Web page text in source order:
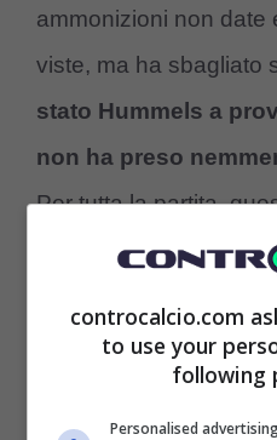
ammonizioni non date
viste, ma ha sbagliato
stato Hummels a
non ha preso
Per tutta la partita,
atteggiamento da
controcalcio.com
to use your
following
Personalised